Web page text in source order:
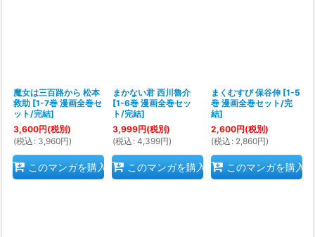
魔女は三百路から 松本
救助 [1-7巻 漫画全巻セ
ット/完結]
3,600円(税別)
(税込 : 3,960円)
このマンガを購入
まかない君 西川魯介
[1-6巻 漫画全巻セッ
ト/完結]
3,999円(税別)
(税込 : 4,399円)
このマンガを購入
まくむすび 保谷伸 [1-5
巻 漫画全巻セット/完
結]
2,600円(税別)
(税込 : 2,860円)
このマンガを購入